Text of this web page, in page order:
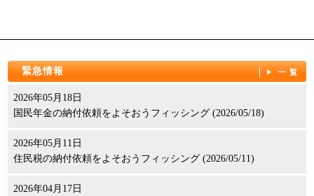
緊急情報 一覧
2026年05月18日
国民年金の納付依頼をよそおうフィッシング (2026/05/18)
2026年05月11日
住民税の納付依頼をよそおうフィッシング (2026/05/11)
2026年04月17日